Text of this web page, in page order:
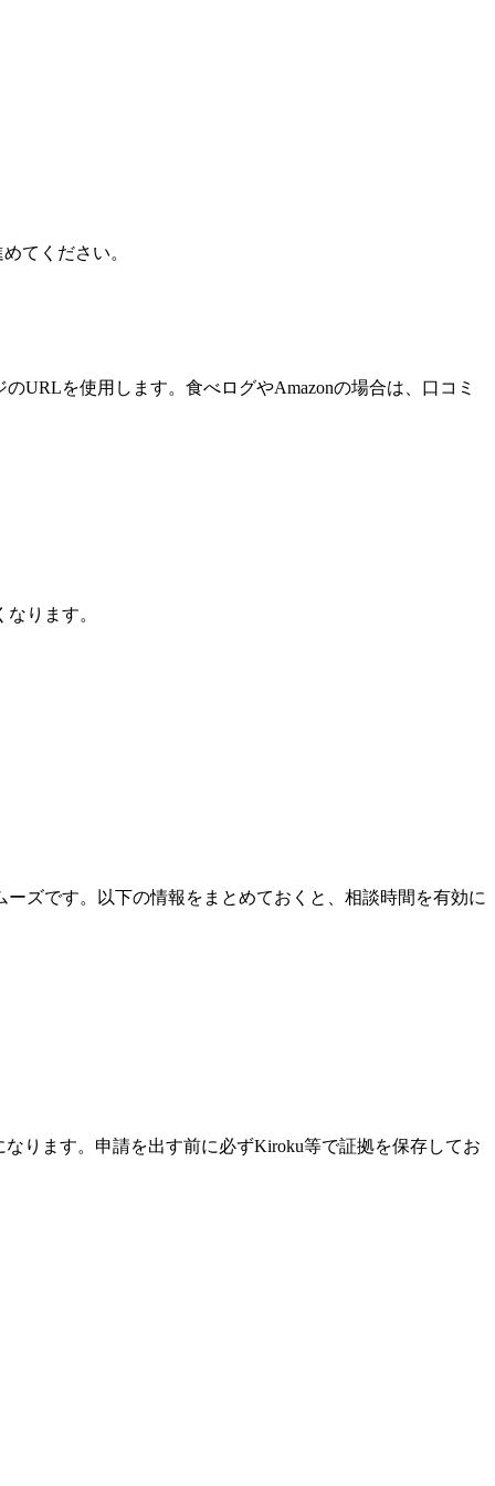
てください。
URLを使用します。食べログやAmazonの場合は、口コミ
ります。
ズです。以下の情報をまとめておくと、相談時間を有効に
ります。申請を出す前に必ずKiroku等で証拠を保存してお